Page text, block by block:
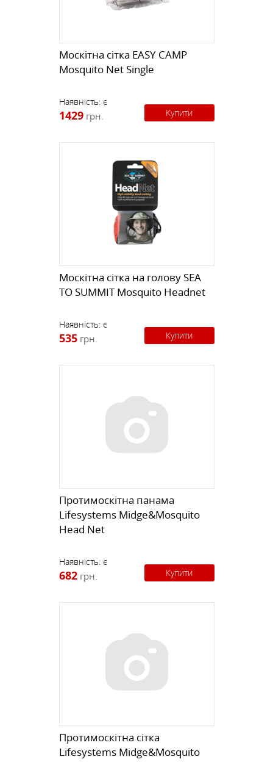
Москітна сітка EASY CAMP
Mosquito Net Single
Наявність: є
1429 грн. Купити
Москітна сітка на голову SEA
TO SUMMIT Mosquito Headnet
Наявність: є
535 грн. Купити
Протимоскітна панама
Lifesystems Midge&Mosquito
Head Net
Наявність: є
682 грн. Купити
Протимоскітна сітка
Lifesystems Midge&Mosquito